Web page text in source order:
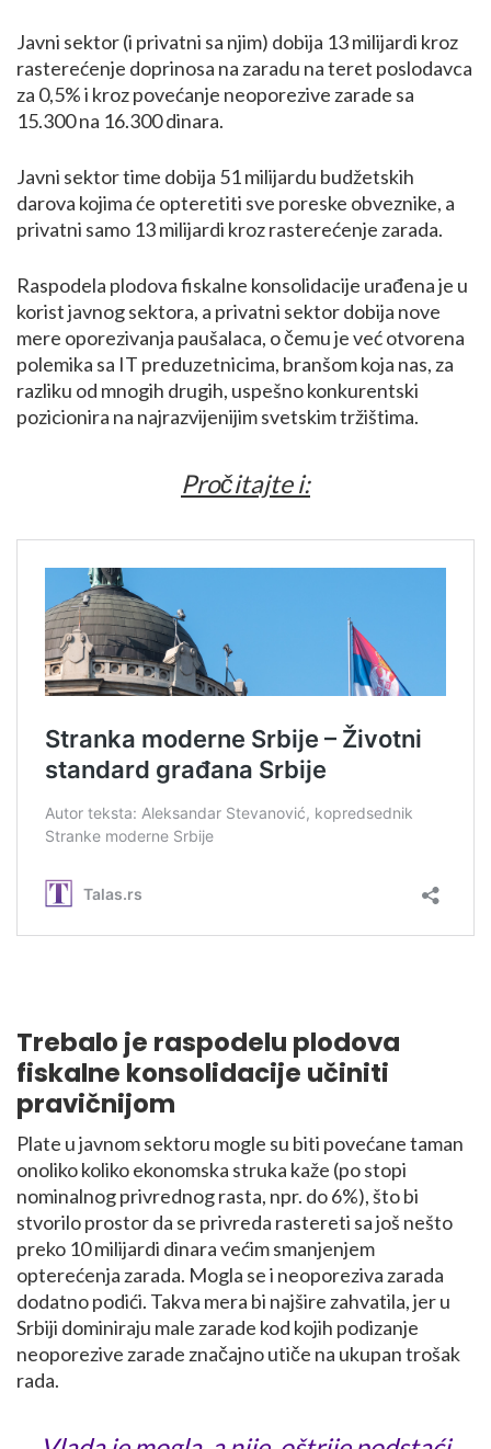
Javni sektor (i privatni sa njim) dobija 13 milijardi kroz
rasterećenje doprinosa na zaradu na teret poslodavca
za 0,5% i kroz povećanje neoporezive zarade sa
15.300 na 16.300 dinara.
Javni sektor time dobija 51 milijardu budžetskih
darova kojima će opteretiti sve poreske obveznike, a
privatni samo 13 milijardi kroz rasterećenje zarada.
Raspodela plodova fiskalne konsolidacije urađena je u
korist javnog sektora, a privatni sektor dobija nove
mere oporezivanja paušalaca, o čemu je već otvorena
polemika sa IT preduzetnicima, branšom koja nas, za
razliku od mnogih drugih, uspešno konkurentski
pozicionira na najrazvijenijim svetskim tržištima.
Pročitajte i:
Trebalo je raspodelu plodova
fiskalne konsolidacije učiniti
pravičnijom
Plate u javnom sektoru mogle su biti povećane taman
onoliko koliko ekonomska struka kaže (po stopi
nominalnog privrednog rasta, npr. do 6%), što bi
stvorilo prostor da se privreda rastereti sa još nešto
preko 10 milijardi dinara većim smanjenjem
opterećenja zarada. Mogla se i neoporeziva zarada
dodatno podići. Takva mera bi najšire zahvatila, jer u
Srbiji dominiraju male zarade kod kojih podizanje
neoporezive zarade značajno utiče na ukupan trošak
rada.